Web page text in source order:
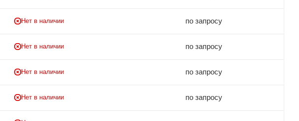
Нет в наличии по запросу
Нет в наличии по запросу
Нет в наличии по запросу
Нет в наличии по запросу